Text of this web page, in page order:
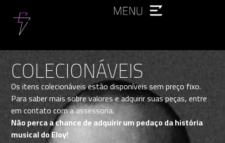
COLECIONÁVEIS
Os itens colecionáveis estão disponíveis sem preço fixo.
Para saber mais sobre valores e adquirir suas peças, entre
em contato com a assessoria.
Não perca a chance de adquirir um pedaço da história
musical do Eloy!